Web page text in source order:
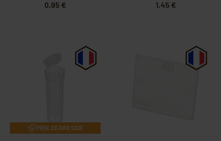
0,95 € 1,45 €
PRIX DEGRESSIF